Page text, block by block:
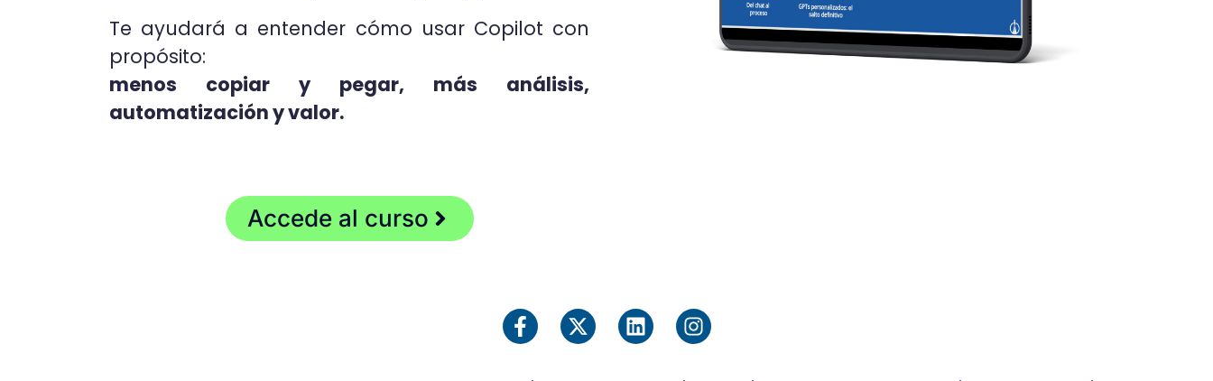
Te ayudará a entender cómo usar Copilot con
propósito:
menos copiar y pegar, más análisis,
automatización y valor.
Accede al curso